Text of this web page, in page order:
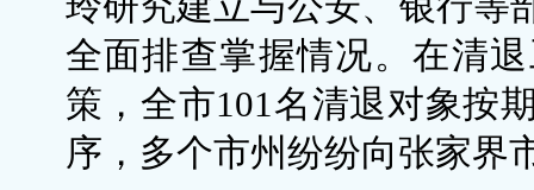
全面排查掌握情况。在清
策，全市101名清退对象按
序，多个市州纷纷向张家界